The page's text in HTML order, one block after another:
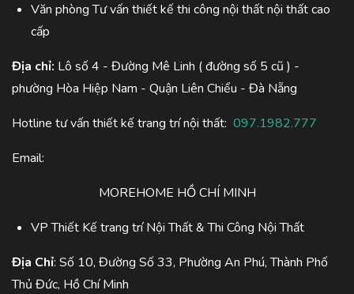
Văn phòng Tư vấn thiết kế thi công nội thất nội thất cao
cấp
Địa chỉ: Lô số 4 - Đường Mê Linh ( đường số 5 cũ ) -
phường Hòa Hiệp Nam - Quận Liên Chiểu - Đà Nẵng
Hotline tư vấn thiết kế trang trí nội thất: 097.1982.777
Email:
MOREHOME HỒ CHÍ MINH
VP Thiết Kế trang trí Nội Thất & Thi Công Nội Thất
Địa Chỉ: Số 10, Đường Số 33, Phường An Phú, Thành Phố
Thủ Đức, Hồ Chí Minh